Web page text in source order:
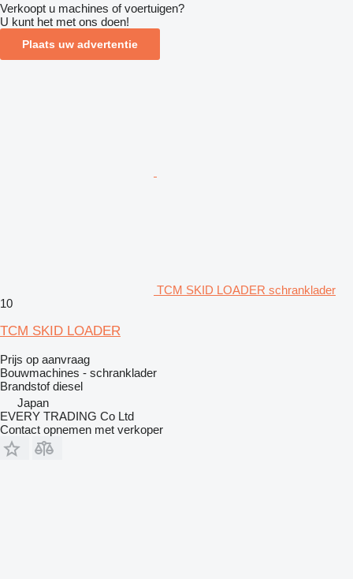
Verkoopt u machines of voertuigen?
U kunt het met ons doen!
Plaats uw advertentie
TCM SKID LOADER schranklader
10
TCM SKID LOADER
Prijs op aanvraag
Bouwmachines - schranklader
Brandstof diesel
Japan
EVERY TRADING Co Ltd
Contact opnemen met verkoper